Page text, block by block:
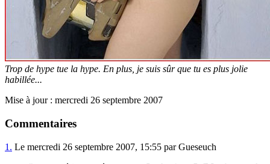
Trop de hype tue la hype. En plus, je suis sûr que tu es plus jolie
habillée...
Mise à jour : mercredi 26 septembre 2007
Commentaires
1. Le mercredi 26 septembre 2007, 15:55 par Gueseuch